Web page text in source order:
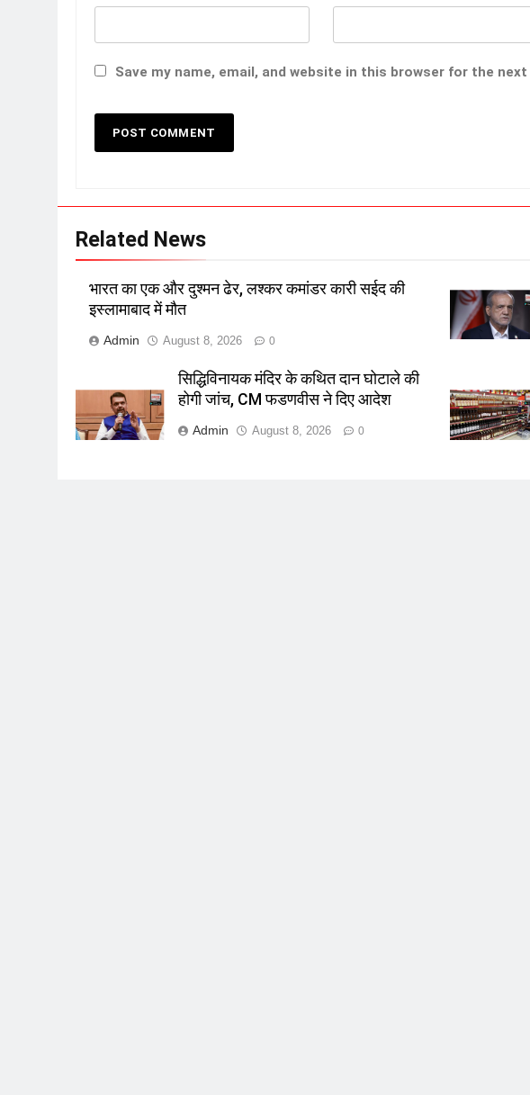
Save my name, email, and website in this browser for the
Related News
भारत का एक और दुश्मन ढेर, लश्कर कमांडर कारी सईद की
इस्लामाबाद में मौत
Admin August 8, 2026 0
सिद्धिविनायक मंदिर के कथित दान घोटाले की
होगी जांच, CM फडणवीस ने दिए आदेश
Admin August 8, 2026 0